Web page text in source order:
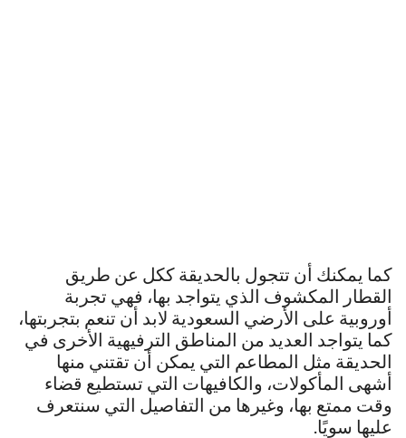
كما يمكنك أن تتجول بالحديقة ككل عن طريق
القطار المكشوف الذي يتواجد بها، فهي تجربة
أوروبية على الأرضي السعودية لابد أن تنعم بتجربتها،
كما يتواجد العديد من المناطق الترفيهية الأخرى في
الحديقة مثل المطاعم التي يمكن أن تقتني منها
أشهى المأكولات، والكافيهات التي تستطيع قضاء
وقت ممتع بها، وغيرها من التفاصيل التي سنتعرف
عليها سويًا.